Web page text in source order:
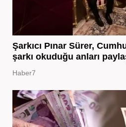
Şarkıcı Pınar Sürer,
şarkı okuduğu anları
Haber7